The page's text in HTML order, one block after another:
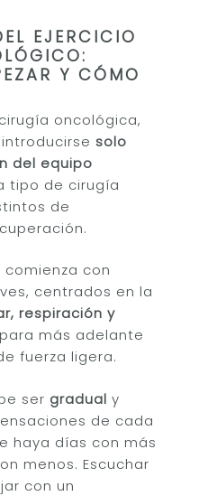
EJERCICIO
Y CÓMO
oncológica,
solo
del equipo
tipo de cirugía
de
comienza con
centrados en la
respiración y
más adelante
fuerza ligera.
ser gradual y
de cada
haya días con más
menos. Escuchar
con un